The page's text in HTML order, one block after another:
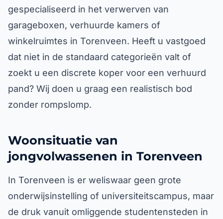
gespecialiseerd in het verwerven van
garageboxen, verhuurde kamers of
winkelruimtes in Torenveen. Heeft u vastgoed
dat niet in de standaard categorieën valt of
zoekt u een discrete koper voor een verhuurd
pand? Wij doen u graag een realistisch bod
zonder rompslomp.
Woonsituatie van
jongvolwassenen in Torenveen
In Torenveen is er weliswaar geen grote
onderwijsinstelling of universiteitscampus, maar
de druk vanuit omliggende studentensteden in